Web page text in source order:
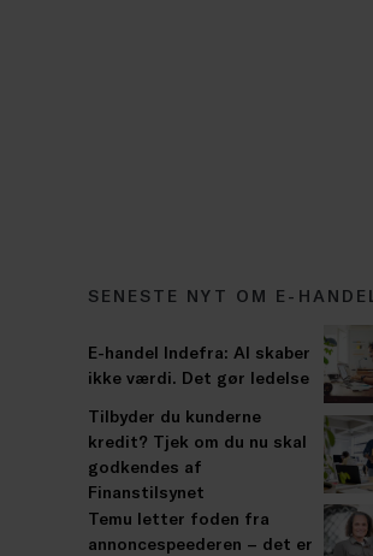
SENESTE NYT OM E-HANDEL
E-handel Indefra: AI skaber
ikke værdi. Det gør ledelse
Tilbyder du kunderne
kredit? Tjek om du nu skal
godkendes af
Finanstilsynet
Temu letter foden fra
annoncespeederen – det er